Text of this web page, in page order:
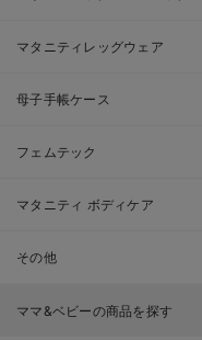
マタニティレッグウェア
母子手帳ケース
フェムテック
マタニティ ボディケア
その他
ママ&ベビーの商品を探す